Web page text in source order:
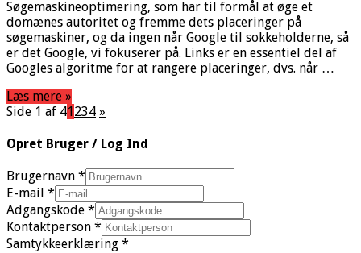
Søgemaskineoptimering, som har til formål at øge et
domænes autoritet og fremme dets placeringer på
søgemaskiner, og da ingen når Google til sokkeholderne, så
er det Google, vi fokuserer på. Links er en essentiel del af
Googles algoritme for at rangere placeringer, dvs. når …
Læs mere »
Side 1 af 41234 »
Opret Bruger / Log Ind
Brugernavn *
E-mail *
Adgangskode *
Kontaktperson *
Samtykkeerklæring *